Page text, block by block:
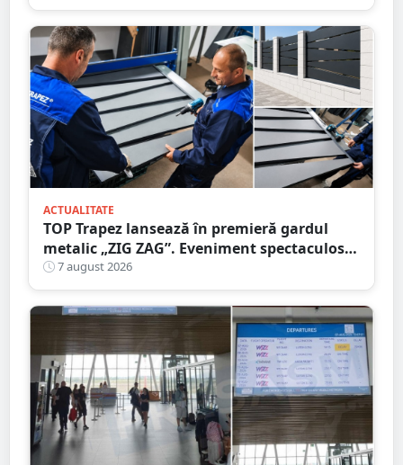
ACTUALITATE
TOP Trapez lansează în premieră gardul
metalic „ZIG ZAG”. Eveniment spectaculos
în Grădina Romei
7 august 2026